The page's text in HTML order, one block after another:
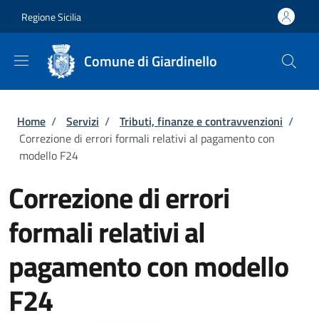
Regione Sicilia
Comune di Giardinello
Briciole di pane
Home / Servizi / Tributi, finanze e contravvenzioni /
Correzione di errori formali relativi al pagamento con
modello F24
Correzione di errori
formali relativi al
pagamento con modello
F24